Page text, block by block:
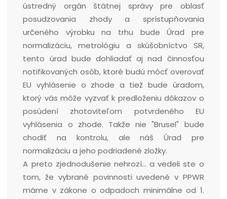
ústredný orgán štátnej správy pre oblasť
posudzovania zhody a sprístupňovania
určeného výrobku na trhu bude Úrad pre
normalizáciu, metrológiu a skúšobníctvo SR,
tento úrad bude dohliadať aj nad činnosťou
notifikovaných osôb, ktoré budú môcť overovať
EU vyhlásenie o zhode a tiež bude úradom,
ktorý vás môže vyzvať k predloženiu dôkazov o
posúdení zhotoviteľom potvrdeného EU
vyhlásenia o zhode. Takže nie "Brusel" bude
chodiť na kontrolu, ale náš Úrad pre
normalizáciu a jeho podriadené zložky.
A preto zjednodušenie nehrozí... a vedeli ste o
tom, že vybrané povinnosti uvedené v PPWR
máme v zákone o odpadoch minimálne od 1.